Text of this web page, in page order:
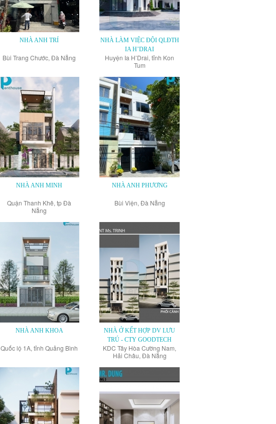
NHÀ ANH TRÍ
Bùi Trang Chước, Đà Nẵng
NHÀ LÀM VIỆC ĐỘI QLĐTH
IA H’DRAI
Huyện Ia H’Drai, tỉnh Kon
Tum
NHÀ ANH MINH
Quận Thanh Khê, tp Đà
Nẵng
NHÀ ANH PHƯƠNG
Bùi Viện, Đà Nẵng
NHÀ ANH KHOA
Quốc lộ 1A, tỉnh Quảng Bình
NHÀ Ở KẾT HỢP DV LƯU
TRÚ - CTY GOODTECH
KDC Tây Hòa Cường Nam,
Hải Châu, Đà Nẵng